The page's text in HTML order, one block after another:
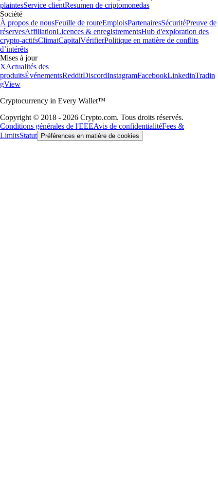
plaintesService clientResumen de criptomonedas
Société
À propos de nousFeuille de routeEmploisPartenairesSécuritéPreuve de
réservesAffiliationLicences & enregistrementsHub d'exploration des
crypto-actifsClimatCapitalVérifierPolitique en matière de conflits
d’intérêts
Mises à jour
XActualités des
produitsÉvénementsRedditDiscordInstagramFacebookLinkedinTradin
gView
Cryptocurrency in Every Wallet™
Copyright © 2018 - 2026 Crypto.com. Tous droits réservés.
Conditions générales de l'EEEAvis de confidentialitéFees &
LimitsStatut Préférences en matière de cookies